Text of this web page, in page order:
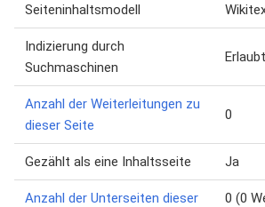
Seiteninhaltsmodell
Indizierung durch
Suchmaschinen
Erlaubt
Anzahl der Weiterleitungen zu
dieser Seite
0
Gezählt als eine Inhaltsseite Ja
Anzahl der Unterseiten dieser
0 (0